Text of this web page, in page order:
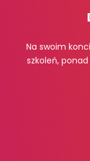
Na swoim
szkoleń, ponad